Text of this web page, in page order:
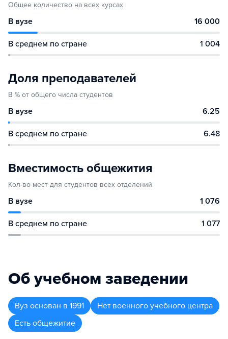
Общее количество на всех курсах
В вузе 16 000
В среднем по стране 1 004
Доля преподавателей
В % от общего числа студентов
В вузе 6.25
В среднем по стране 6.48
Вместимость общежития
Кол-во мест для студентов всех отделений
В вузе 1 076
В среднем по стране 1 077
Об учебном заведении
Вуз основан в 1991
Нет военного учебного центра
Есть общежитие